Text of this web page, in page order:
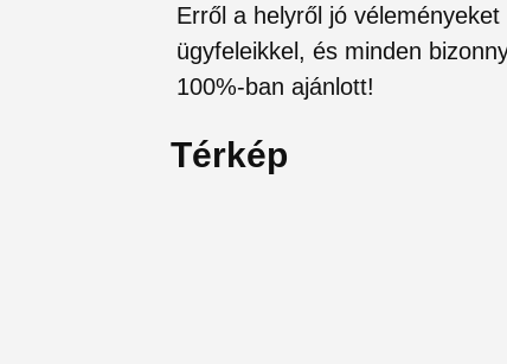
Erről a helyről jó
ügyfeleikkel, és minden
100%-ban ajánlott!
Térkép